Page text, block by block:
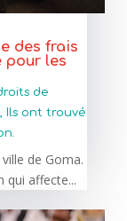
des frais
pour les
de
, Ils ont trouvé
de Goma.
qui affecte...